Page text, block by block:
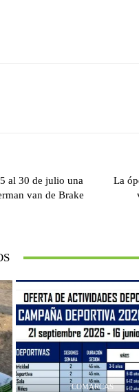
al 30 de julio una
van de Brake
La
COMARCAS